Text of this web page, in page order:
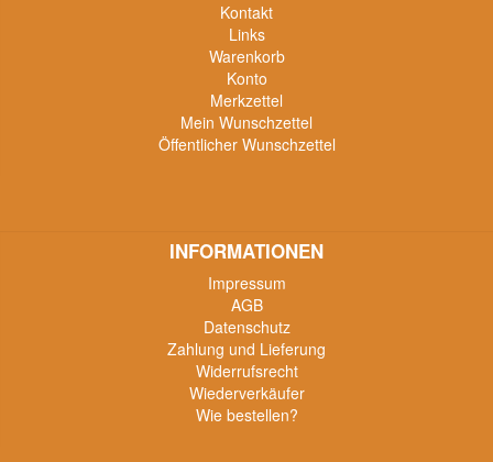
Kontakt
Links
Warenkorb
Konto
Merkzettel
Mein Wunschzettel
Öffentlicher Wunschzettel
INFORMATIONEN
Impressum
AGB
Datenschutz
Zahlung und Lieferung
Widerrufsrecht
Wiederverkäufer
Wie bestellen?